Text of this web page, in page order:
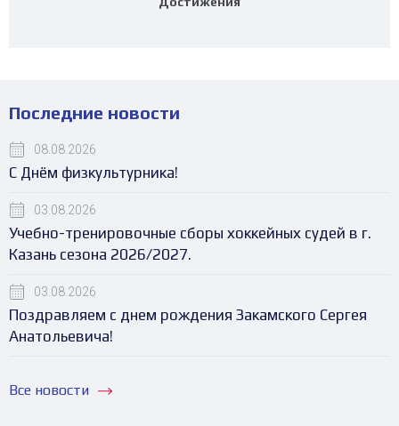
Последние новости
08.08.2026
С Днём физкультурника!
03.08.2026
Учебно-тренировочные сборы хоккейных судей в г.
Казань сезона 2026/2027.
03.08.2026
Поздравляем с днем рождения Закамского Сергея
Анатольевича!
Все новости